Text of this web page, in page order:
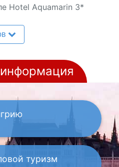
Hotel Aquamarin 3*
туризм